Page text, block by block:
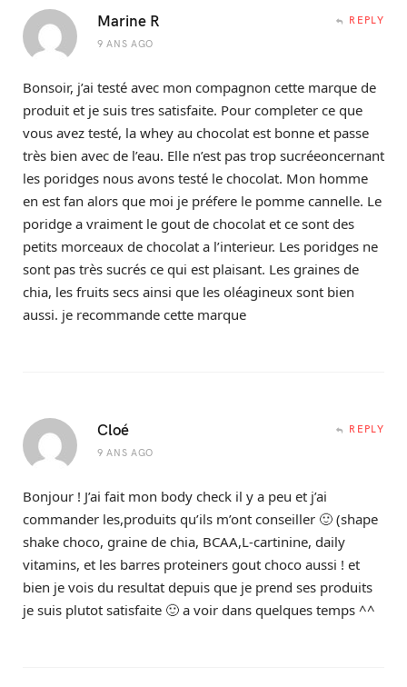
Marine R
9 ANS AGO
REPLY
Bonsoir, j’ai testé avec mon compagnon cette marque de
produit et je suis tres satisfaite. Pour completer ce que
vous avez testé, la whey au chocolat est bonne et passe
très bien avec de l’eau. Elle n’est pas trop sucréeoncernant
les poridges nous avons testé le chocolat. Mon homme
en est fan alors que moi je préfere le pomme cannelle. Le
poridge a vraiment le gout de chocolat et ce sont des
petits morceaux de chocolat a l’interieur. Les poridges ne
sont pas très sucrés ce qui est plaisant. Les graines de
chia, les fruits secs ainsi que les oléagineux sont bien
aussi. je recommande cette marque
Cloé
9 ANS AGO
REPLY
Bonjour ! J’ai fait mon body check il y a peu et j’ai
commander les,produits qu’ils m’ont conseiller 🙂 (shape
shake choco, graine de chia, BCAA,L-cartinine, daily
vitamins, et les barres proteiners gout choco aussi ! et
bien je vois du resultat depuis que je prend ses produits
je suis plutot satisfaite 🙂 a voir dans quelques temps ^^